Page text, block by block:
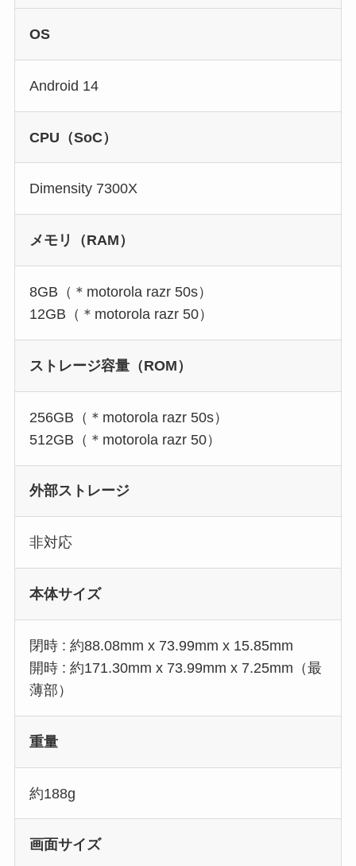
OS
Android 14
CPU（SoC）
Dimensity 7300X
メモリ（RAM）
8GB（＊motorola razr 50s）
12GB（＊motorola razr 50）
ストレージ容量（ROM）
256GB（＊motorola razr 50s）
512GB（＊motorola razr 50）
外部ストレージ
非対応
本体サイズ
閉時 : 約88.08mm x 73.99mm x 15.85mm
開時 : 約171.30mm x 73.99mm x 7.25mm（最
薄部）
重量
約188g
画面サイズ